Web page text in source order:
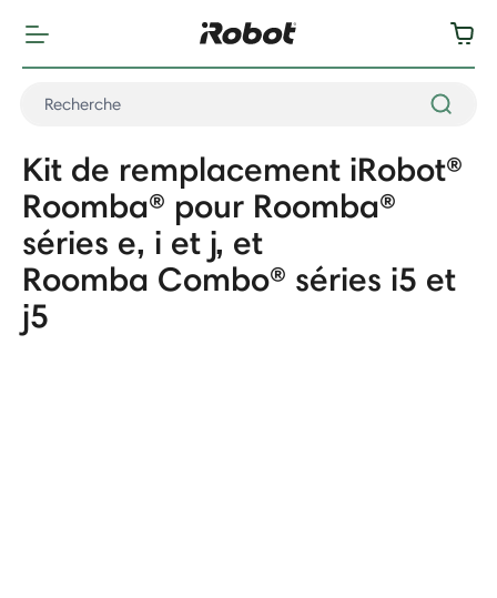
Kit de remplacement iRobot®
Roomba® pour Roomba®
séries e, i et j, et
Roomba Combo® séries i5 et
j5